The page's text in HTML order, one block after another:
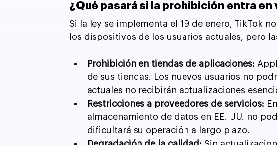
¿Qué pasará si la prohibición entra en
Si la ley se implementa el 19 de enero, TikTok
los dispositivos de los usuarios actuales, pero
Prohibición en tiendas de aplicaciones:
de sus tiendas. Los nuevos usuarios no
actuales no recibirán actualizaciones
Restricciones a proveedores de servicios:
almacenamiento de datos en EE. UU. no
dificultará su operación a largo plazo.